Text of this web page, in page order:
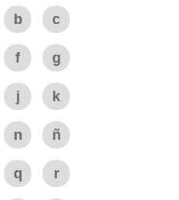
b c
f g
j k
n ñ
q r